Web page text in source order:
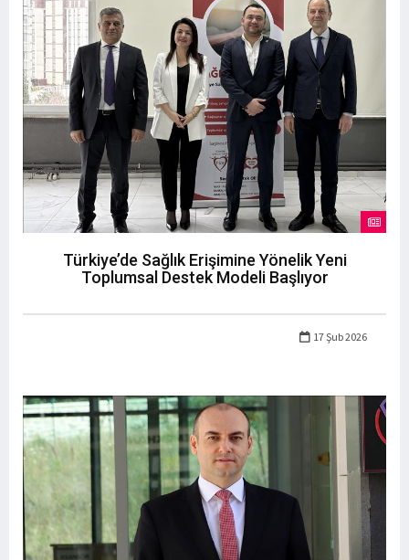
Türkiye’de Sağlık Erişimine Yönelik Yeni
Toplumsal Destek Modeli Başlıyor
17 Şub 2026